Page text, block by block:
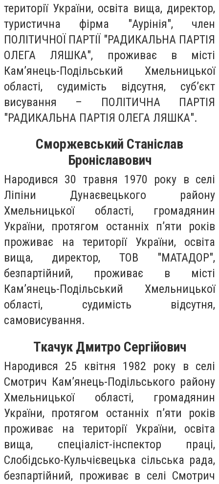
території України, освіта вища, директор,
туристична фірма "Аурінія", член
ПОЛІТИЧНОЇ ПАРТІЇ "РАДИКАЛЬНА ПАРТІЯ
ОЛЕГА ЛЯШКА", проживає в місті
Кам’янець-Подільський Хмельницької
області, судимість відсутня, суб’єкт
висування – ПОЛІТИЧНА ПАРТІЯ
"РАДИКАЛЬНА ПАРТІЯ ОЛЕГА ЛЯШКА".
Сморжевський Станіслав
Броніславович
Народився 30 травня 1970 року в селі
Ліпіни Дунаєвецького району
Хмельницької області, громадянин
України, протягом останніх п’яти років
проживає на території України, освіта
вища, директор, ТОВ "МАТАДОР",
безпартійний, проживає в місті
Кам’янець-Подільський Хмельницької
області, судимість відсутня,
самовисування.
Ткачук Дмитро Сергійович
Народився 25 квiтня 1982 року в селі
Смотрич Кам’янець-Подільського району
Хмельницької області, громадянин
України, протягом останніх п’яти років
проживає на території України, освіта
вища, спеціаліст-інспектор праці,
Слобідсько-Кульчієвецька сільська рада,
безпартійний, проживає в селі Смотрич